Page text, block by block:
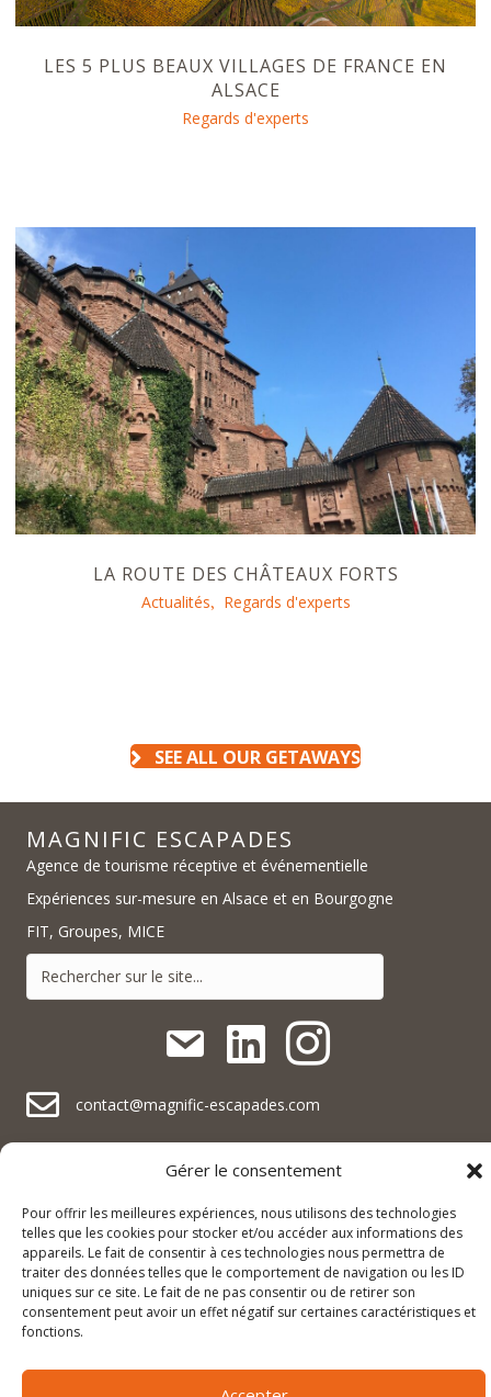
Gérer le consentement
Pour offrir les meilleures expériences, nous utilisons des technologies
telles que les cookies pour stocker et/ou accéder aux informations des
appareils. Le fait de consentir à ces technologies nous permettra de
traiter des données telles que le comportement de navigation ou les ID
uniques sur ce site. Le fait de ne pas consentir ou de retirer son
consentement peut avoir un effet négatif sur certaines caractéristiques et
fonctions.
LES 5 PLUS BEAUX VILLAGES DE FRANCE EN
ALSACE
Regards d'experts
LA ROUTE DES CHÂTEAUX FORTS
Actualités, Regards d'experts
SEE ALL OUR GETAWAYS
MAGNIFIC ESCAPADES
Agence de tourisme réceptive et événementielle
Expériences sur-mesure en Alsace et en Bourgogne
FIT, Groupes, MICE
contact@magnific-escapades.com
contact@magnific-escapades.com
contact@magnific-escapades.com
+33 (0)3 67 47 47 47
contact@magnific-escapades.com
16A rue du Général Baegert | 67210 Obernai, France
23 Place Darcy | 21000 Dijon, France
© 2026 Magnific Escapades |Mentions légales & politique de
confidentialité